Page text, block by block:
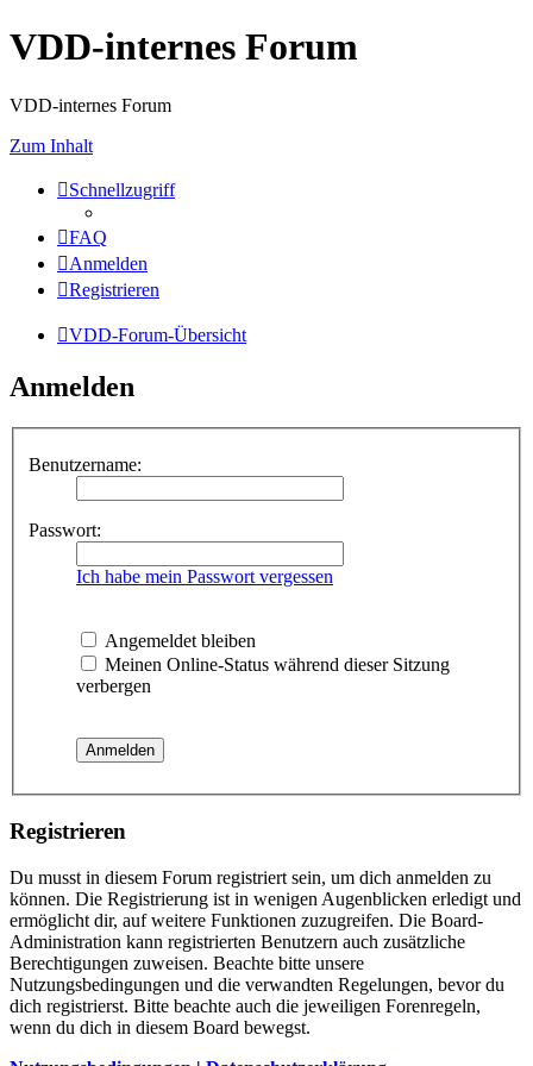
VDD-internes Forum
VDD-internes Forum
Zum Inhalt
Schnellzugriff
FAQ
Anmelden
Registrieren
VDD-Forum-Übersicht
Anmelden
Benutzername:
Passwort:
Ich habe mein Passwort vergessen
Angemeldet bleiben
Meinen Online-Status während dieser Sitzung
verbergen
Registrieren
Du musst in diesem Forum registriert sein, um dich anmelden zu
können. Die Registrierung ist in wenigen Augenblicken erledigt und
ermöglicht dir, auf weitere Funktionen zuzugreifen. Die Board-
Administration kann registrierten Benutzern auch zusätzliche
Berechtigungen zuweisen. Beachte bitte unsere
Nutzungsbedingungen und die verwandten Regelungen, bevor du
dich registrierst. Bitte beachte auch die jeweiligen Forenregeln,
wenn du dich in diesem Board bewegst.